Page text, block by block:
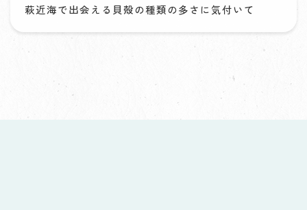
萩近海で出会える貝殻の種類の多さに気付いて